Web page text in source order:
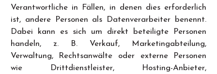
Verantwortliche in Fällen, in denen dies erforderlich
ist, andere Personen als Datenverarbeiter benennt.
Dabei kann es sich um direkt beteiligte Personen
handeln, z. B. Verkauf, Marketingabteilung,
Verwaltung, Rechtsanwälte oder externe Personen
wie Drittdienstleister, Hosting-Anbieter,